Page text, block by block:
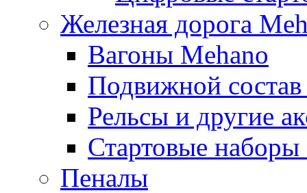
Железная дорога
Вагоны Mehano
Подвижной
Рельсы и другие
Стартовые
Пеналы